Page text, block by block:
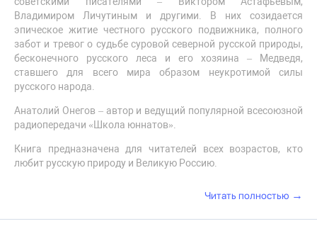
Владимиром Личутиным и другими. В них созидается
эпическое житие честного русского подвижника, полного
забот и тревог о судьбе суровой северной русской природы,
бесконечного русского леса и его хозяина – Медведя,
ставшего для всего мира образом неукротимой силы
русского народа.
Анатолий Онегов – автор и ведущий популярной всесоюзной
радиопередачи «Школа юннатов».
Книга предназначена для читателей всех возрастов, кто
любит русскую природу и Великую Россию.
Читать полностью →